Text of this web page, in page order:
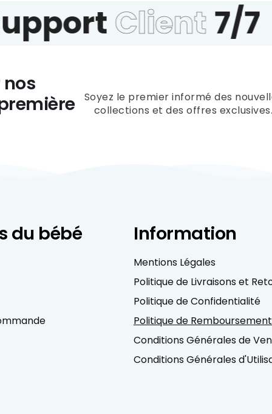
Client7/7
Soyez le premier informé des
collections et des offres exclusives.
du bébé Information
Mentions Légales
Politique de Livraisons et
Politique de Confidentialité
Politique de Remboursement
Conditions Générales de
Conditions Générales